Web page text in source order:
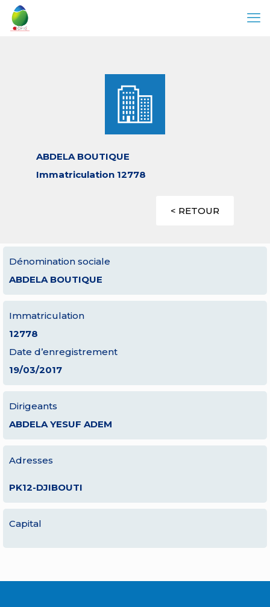
ABDELA BOUTIQUE
Immatriculation 12778
< RETOUR
Dénomination sociale
ABDELA BOUTIQUE
Immatriculation
12778
Date d’enregistrement
19/03/2017
Dirigeants
ABDELA YESUF ADEM
Adresses
PK12-DJIBOUTI
Capital